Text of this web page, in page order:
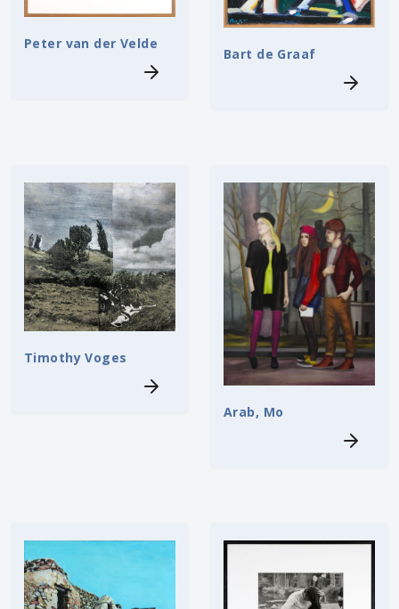
Peter van der Velde
Bart de Graaf
Timothy Voges
Arab, Mo